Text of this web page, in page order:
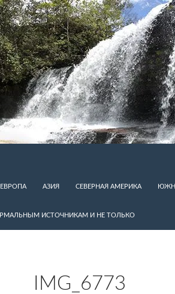
ЕВРОПА АЗИЯ СЕВЕРНАЯ АМЕРИКА
ИСТОЧНИКАМ И НЕ ТОЛЬКО
IMG_6773